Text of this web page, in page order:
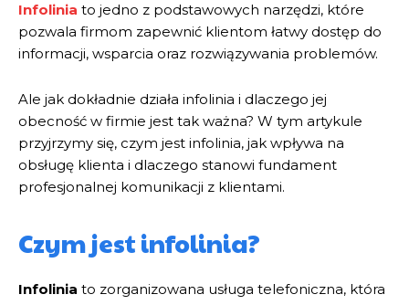
Infolinia to jedno z podstawowych narzędzi, które
pozwala firmom zapewnić klientom łatwy dostęp do
informacji, wsparcia oraz rozwiązywania problemów.
Ale jak dokładnie działa infolinia i dlaczego jej
obecność w firmie jest tak ważna? W tym artykule
przyjrzymy się, czym jest infolinia, jak wpływa na
obsługę klienta i dlaczego stanowi fundament
profesjonalnej komunikacji z klientami.
Czym jest infolinia?
Infolinia to zorganizowana usługa telefoniczna, która